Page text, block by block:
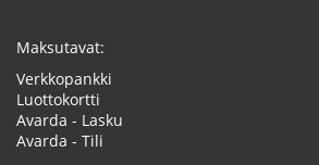
Maksutavat:
Verkkopankki
Luottokortti
Avarda - Lasku
Avarda - Tili